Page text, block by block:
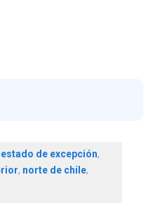
estado de excepción,
, norte de chile,